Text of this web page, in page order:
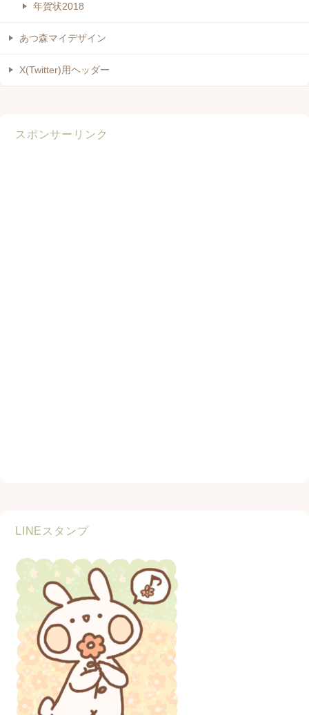
年賀状2018
あつ森マイデザイン
X(Twitter)用ヘッダー
スポンサーリンク
LINEスタンプ